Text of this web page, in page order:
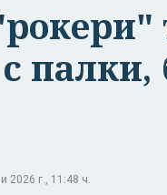
палки,
2026 г., 11:48 ч.